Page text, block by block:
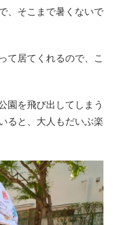
、そこまで暑くないで
て居てくれるので、こ
園を飛び出してしまう
ると、大人もだいぶ楽